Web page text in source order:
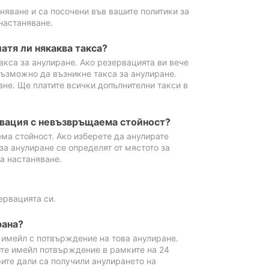
и са посочени във вашите политики за
ли някаква такса?
за анулиране. Ако резервацията ви вече
да възникне такса за анулиране.
Ще платите всички допълнителни такси в
с невъзвръщаема стойност?
стойност. Ако изберете да анулирате
анулиране се определят от мястото за
настаняване.
си.
с потвърждение на това анулиране.
имейл потвърждение в рамките на 24
дали са получили анулирането на